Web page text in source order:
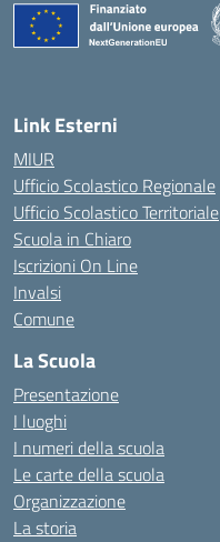
Link Esterni
MIUR
Ufficio Scolastico Regionale
Ufficio Scolastico Territoriale
Scuola in Chiaro
Iscrizioni On Line
Invalsi
Comune
La Scuola
Presentazione
I luoghi
I numeri della scuola
Le carte della scuola
Organizzazione
La storia